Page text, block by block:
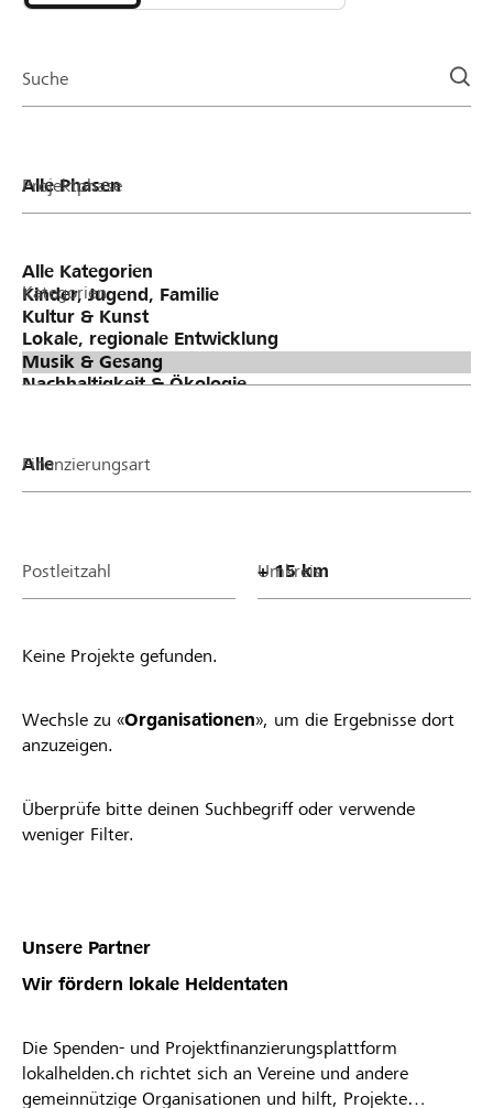
Suche
Projektphase
Kategorien
Finanzierungsart
Postleitzahl Umkreis
Keine Projekte gefunden.
Wechsle zu «Organisationen», um die Ergebnisse dort
anzuzeigen.
Überprüfe bitte deinen Suchbegriff oder verwende
weniger Filter.
Unsere Partner
Wir fördern lokale Heldentaten
Die Spenden- und Projektfinanzierungsplattform
lokalhelden.ch richtet sich an Vereine und andere
gemeinnützige Organisationen und hilft, Projekte